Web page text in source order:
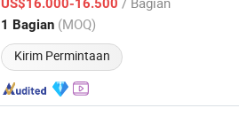
US$16.000-16.500
1 Bagian (MOQ)
Kirim Permintaan
Harga mulai 2014